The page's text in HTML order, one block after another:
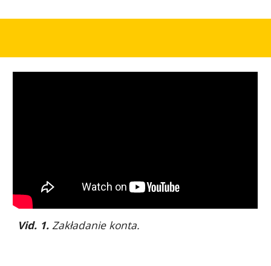
Vid. 1.Zakładanie konta.